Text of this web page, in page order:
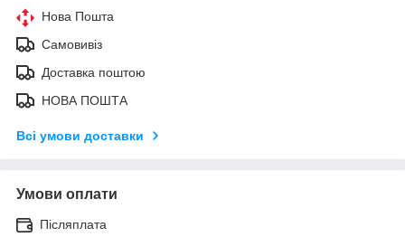
Нова Пошта
Самовивіз
Доставка поштою
НОВА ПОШТА
Всі умови доставки
Умови оплати
Післяплата